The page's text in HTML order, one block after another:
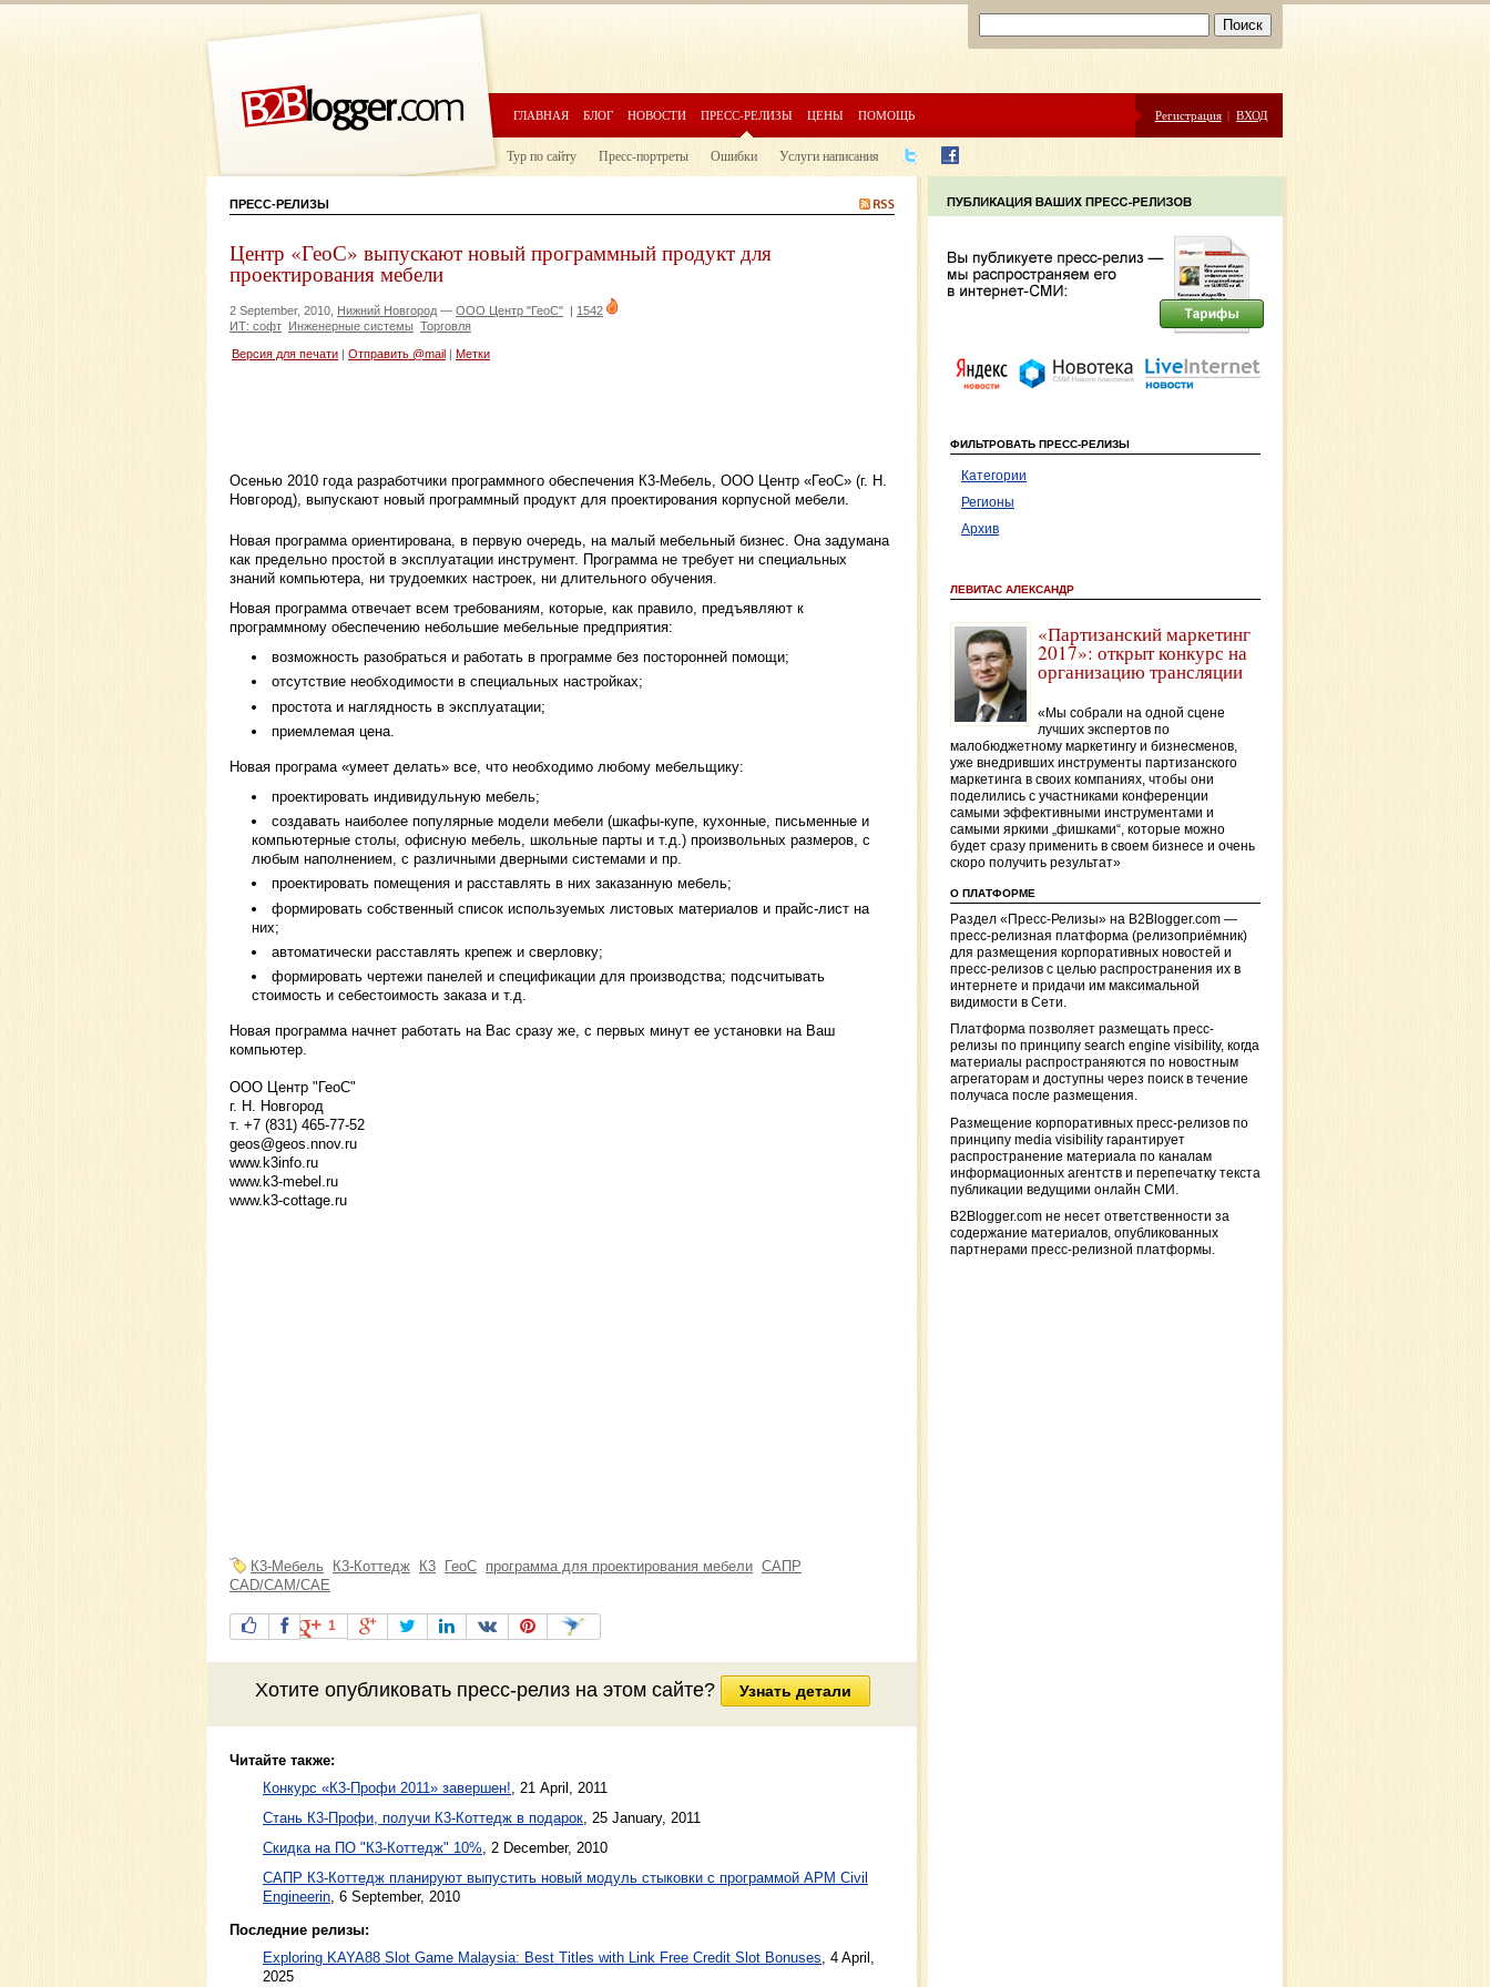
ГЛАВНАЯ БЛОГ НОВОСТИ ПРЕСС-РЕЛИЗЫ ЦЕНЫ ПОМОЩЬ Регистрация | ВХОД
Тур по сайту Пресс-портреты Ошибки Услуги написания
ПРЕСС-РЕЛИЗЫ
Центр «ГеоС» выпускают новый программный продукт для
проектирования мебели
2 September, 2010, Нижний Новгород — ООО Центр "ГеоС" | 1542
ИТ: софт Инженерные системы Торговля
Версия для печати Отправить @mail Метки
Осенью 2010 года разработчики программного обеспечения К3-Мебель, ООО Центр «ГеоС» (г. Н.
Новгород), выпускают новый программный продукт для проектирования корпусной мебели.
Новая программа ориентирована, в первую очередь, на малый мебельный бизнес. Она задумана
как предельно простой в эксплуатации инструмент. Программа не требует ни специальных
знаний компьютера, ни трудоемких настроек, ни длительного обучения.
Новая программа отвечает всем требованиям, которые, как правило, предъявляют к
программному обеспечению небольшие мебельные предприятия:
возможность разобраться и работать в программе без посторонней помощи;
отсутствие необходимости в специальных настройках;
простота и наглядность в эксплуатации;
приемлемая цена.
Новая програма «умеет делать» все, что необходимо любому мебельщику:
проектировать индивидульную мебель;
создавать наиболее популярные модели мебели (шкафы-купе, кухонные, письменные и
компьютерные столы, офисную мебель, школьные парты и т.д.) произвольных размеров, с
любым наполнением, с различными дверными системами и пр.
проектировать помещения и расставлять в них заказанную мебель;
формировать собственный список используемых листовых материалов и прайс-лист на
них;
автоматически расставлять крепеж и сверловку;
формировать чертежи панелей и спецификации для производства; подсчитывать
стоимость и себестоимость заказа и т.д.
Новая программа начнет работать на Вас сразу же, с первых минут ее установки на Ваш
компьютер.
ООО Центр "ГеоС"
г. Н. Новгород
т. +7 (831) 465-77-52
geos@geos.nnov.ru
www.k3info.ru
www.k3-mebel.ru
www.k3-cottage.ru
К3-Мебель К3-Коттедж К3 ГеоС программа для проектирования мебели САПР
CAD/CAM/CAE
1
Хотите опубликовать пресс-релизна этом сайте? Узнать детали
Читайте также:
Конкурс «К3-Профи 2011» завершен!
21 April, 2011
Стань К3-Профи, получи К3-Коттедж в подарок 25 January, 2011
Скидка на ПО "К3-Коттедж" 10%, 2 December, 2010
САПР К3-Коттедж планируют выпустить новый модуль стыковки с программой APM Civil
Engineerin, 6 September, 2010
Последние релизы:
Exploring KAYA88 Slot Game Malaysia: Best Titles with Link Free Credit Slot Bonuses , 4 April,
2025
ФИЛЬТРОВАТЬ ПРЕСС-РЕЛИЗЫ
Категории
Регионы
Архив
ЛЕВИТАС АЛЕКСАНДР
«Партизанский маркетинг
2017»: открыт конкурс на
организацию трансляции
«Мы собрали на одной сцене
лучших экспертов по
малобюджетному маркетингу и бизнесменов,
уже внедривших инструменты партизанского
маркетинга в своих компаниях, чтобы они
поделились с участниками конференции
самыми эффективными инструментами и
самыми яркими „фишками“, которые можно
будет сразу применить в своем бизнесе и очень
скоро получить результат»
О ПЛАТФОРМЕ
Раздел «Пресс-Релизы» на B2Blogger.com —
пресс-релизная платформа (релизоприёмник)
для размещения корпоративных новостей и
пресс-релизов с целью распространения их в
интернете и придачи им максимальной
видимости в Сети.
Платформа позволяет размещать пресс-
релизы по принципу search engine visibility, когда
материалы распространяются по новостным
агрегаторам и доступны через поиск в течение
получаса после размещения.
Размещение корпоративных пресс-релизов по
принципу media visibility гарантирует
распространение материала по каналам
информационных агентств и перепечатку текста
публикации ведущими онлайн СМИ.
B2Blogger.com не несет ответственности за
содержание материалов, опубликованных
партнерами пресс-релизной платформы.